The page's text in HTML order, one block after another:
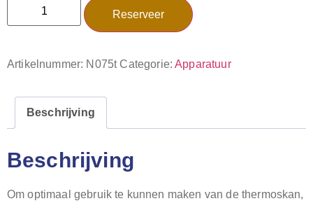
Reserveer
Artikelnummer: N075t Categorie:Apparatuur
Beschrijving
Beschrijving
Om optimaal gebruik te kunnen maken van de thermoskan,